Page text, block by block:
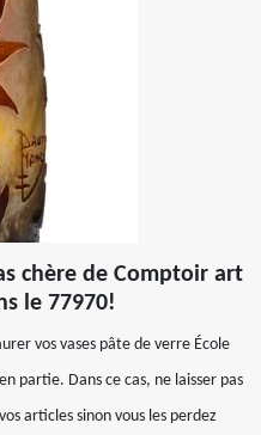
chère de Comptoir art
le 77970!
vos vases pâte de verre École
partie. Dans ce cas, ne laisser pas
articles sinon vous les perdez